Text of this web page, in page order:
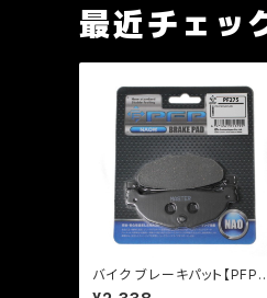
最近チェッ
バイク ブレーキパット【PFP
製】PF275 マスターパッド マ